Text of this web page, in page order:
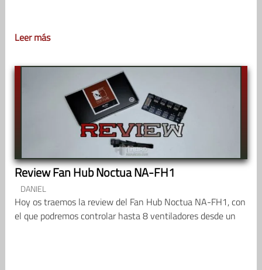
Leer más
Review Fan Hub Noctua NA-FH1
DANIEL
Hoy os traemos la review del Fan Hub Noctua NA-FH1, con
el que podremos controlar hasta 8 ventiladores desde un